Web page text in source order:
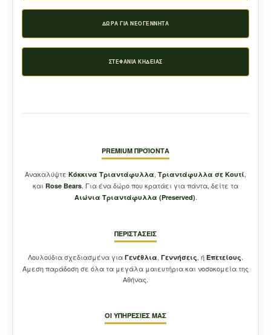
ΔΏΡΑ ΓΙΑ ΝΕΟΓΈΝΝΗΤΑ
ΣΤΕΦΆΝΙΑ ΚΗΔΕΊΑΣ
PREMIUM ΠΡΟΪΌΝΤΑ
Ανακαλύψτε Κόκκινα Τριαντάφυλλα, Τριαντάφυλλα σε Κουτί,
και Rose Bears. Για ένα δώρο που κρατάει για πάντα, δείτε τα
Aιώνια Τριαντάφυλλα (Preserved).
ΠΕΡΙΣΤΆΣΕΙΣ
Λουλούδια σχεδιασμένα για Γενέθλια, Γεννήσεις, ή Επετείους.
Άμεση παράδοση σε όλα τα μεγάλα μαιευτήρια και νοσοκομεία της
Αθήνας.
ΟΙ ΥΠΗΡΕΣΊΕΣ ΜΑΣ